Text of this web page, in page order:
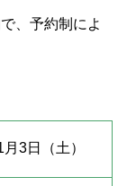
、予約制によ
3日（土）